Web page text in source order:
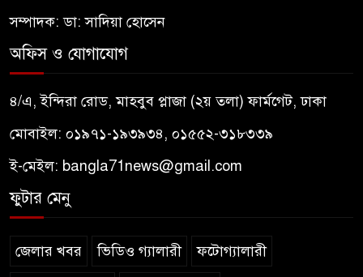
সম্পাদক: ডা: সাদিয়া হোসেন
অফিস ও যোগাযোগ
৪/এ, ইন্দিরা রোড, মাহবুব প্লাজা (২য় তলা) ফার্মগেট, ঢাকা
মোবাইল: ০১৯৭১-১৯৩৯৩৪, ০১৫৫২-৩১৮৩৩৯
ই-মেইল: bangla71news@gmail.com
ফুটার মেনু
জেলার খবর ভিডিও গ্যালারী ফটোগ্যালারী